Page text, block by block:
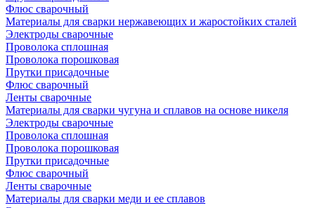
Флюс сварочный
Материалы для сварки нержавеющих и жаростойких сталей
Электроды сварочные
Проволока сплошная
Проволока порошковая
Прутки присадочные
Флюс сварочный
Ленты сварочные
Материалы для сварки чугуна и сплавов на основе никеля
Электроды сварочные
Проволока сплошная
Проволока порошковая
Прутки присадочные
Флюс сварочный
Ленты сварочные
Материалы для сварки меди и ее сплавов